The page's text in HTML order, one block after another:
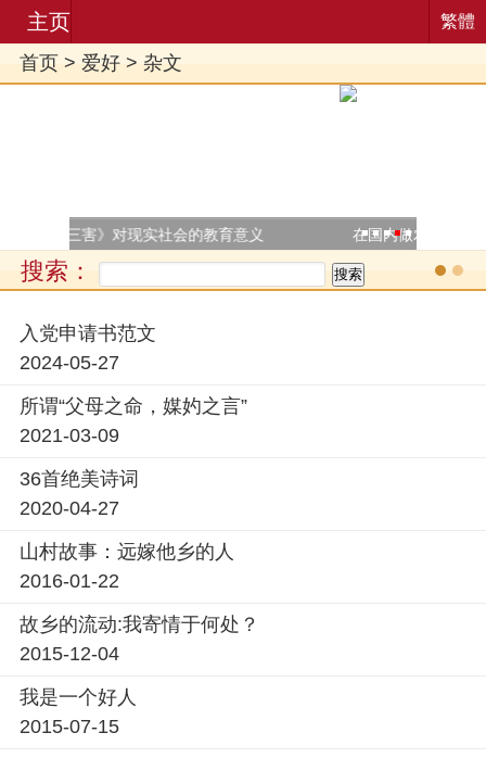
主页 繁體
首页 > 爱好 > 杂文
在国内做农业为什么挣不了钱
. .
搜索：
入党申请书范文
2024-05-27
所谓“父母之命，媒妁之言”
2021-03-09
36首绝美诗词
2020-04-27
山村故事：远嫁他乡的人
2016-01-22
故乡的流动:我寄情于何处？
2015-12-04
我是一个好人
2015-07-15